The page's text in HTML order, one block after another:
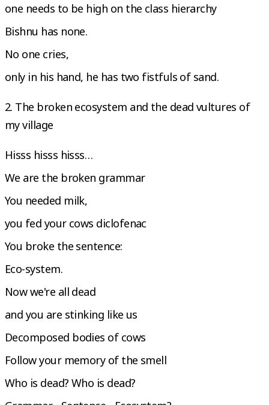
one needs to be high on the class hierarchy
Bishnu has none.
No one cries,
only in his hand, he has two fistfuls of sand.
2. The broken ecosystem and the dead vultures of
my village
Hisss hisss hisss…
We are the broken grammar
You needed milk,
you fed your cows diclofenac
You broke the sentence:
Eco-system.
Now we're all dead
and you are stinking like us
Decomposed bodies of cows
Follow your memory of the smell
Who is dead? Who is dead?